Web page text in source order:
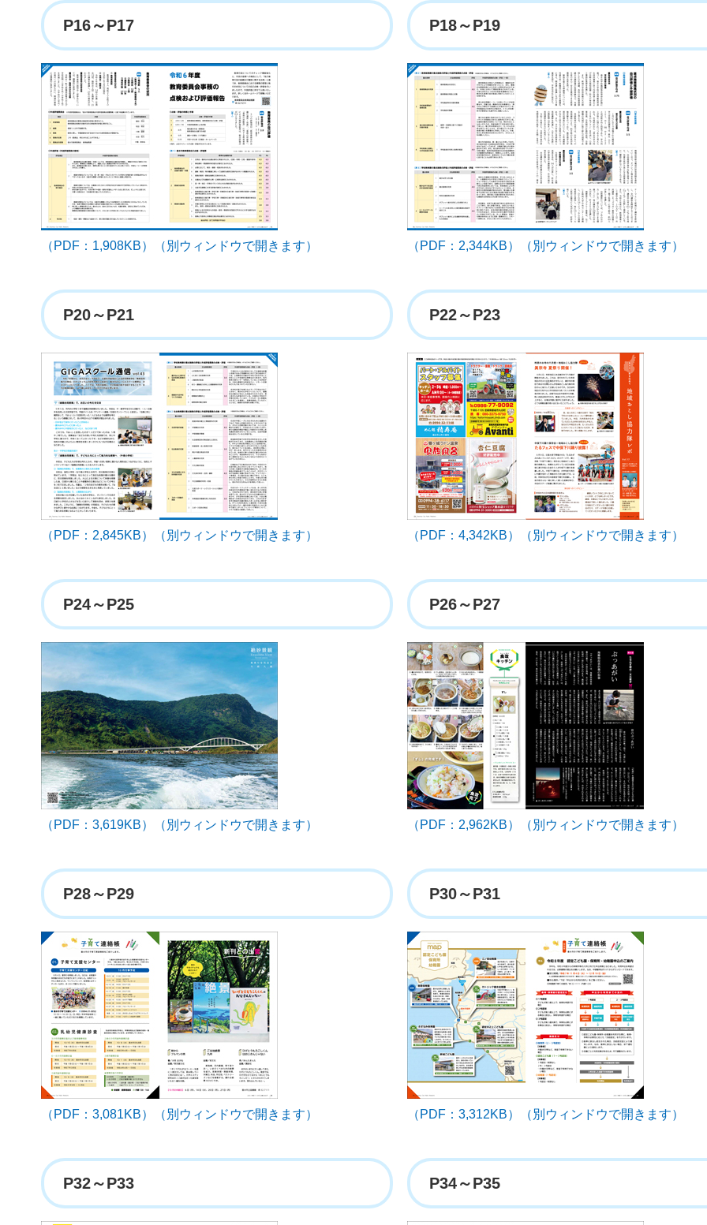
P16～P17
（PDF：1,908KB）（別ウィンドウで開きます）
P18～P19
（PDF：2,344KB）（別ウィンドウで開きます）
P20～P21
（PDF：2,845KB）（別ウィンドウで開きます）
P22～P23
（PDF：4,342KB）（別ウィンドウで開きます）
P24～P25
（PDF：3,619KB）（別ウィンドウで開きます）
P26～P27
（PDF：2,962KB）（別ウィンドウで開きます）
P28～P29
（PDF：3,081KB）（別ウィンドウで開きます）
P30～P31
（PDF：3,312KB）（別ウィンドウで開きます）
P32～P33 P34～P35